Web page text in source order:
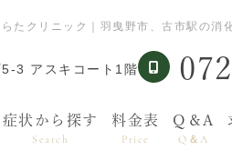
たクリニック｜羽曳野市、古市駅の消
3 アスキコート1階
症状から探す
Search
料金表
Price
Q＆A
Q＆A